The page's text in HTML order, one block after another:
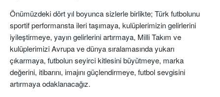
Önümüzdeki dört yıl boyunca sizlerle birlikte; Türk futbolunu
sportif performansta ileri taşımaya, kulüplerimizin gelirlerini
iyileştirmeye, yayın gelirlerini artırmaya, Milli Takım ve
kulüplerimizi Avrupa ve dünya sıralamasında yukarı
çıkarmaya, futbolun seyirci kitlesini büyütmeye, marka
değerini, itibarını, imajını güçlendirmeye, futbol sevgisini
artırmaya odaklanacağız.